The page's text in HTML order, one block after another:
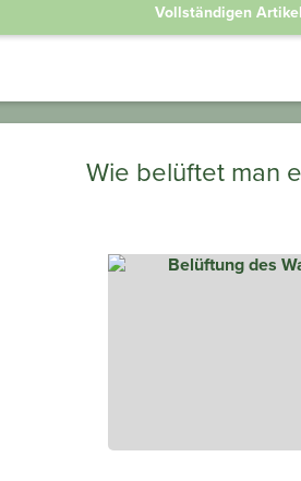
Vollständigen
Wie belüftet man